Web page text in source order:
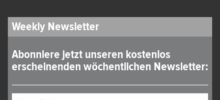
Weekly Newsletter
Abonniere jetzt unseren kostenlos
erscheinenden wöchentlichen Newsletter: